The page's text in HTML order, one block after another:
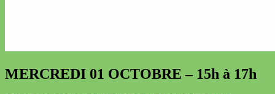
MERCREDI 01 OCTOBRE – 15h à 17h